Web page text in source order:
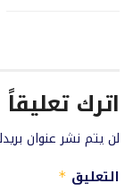
اترك تعليقاً
لن يتم نشر عنوان
التعليق *